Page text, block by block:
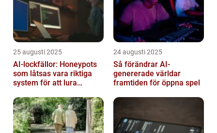
25 augusti 2025
AI-lockfällor: Honeypots
som låtsas vara riktiga
system för att lura
24 augusti 2025
Så förändrar AI-
genererade världar
framtiden för öppna spel